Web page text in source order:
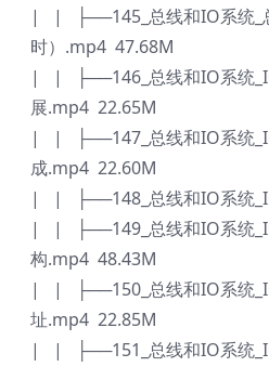
| | ├──145_总线和IO系统_
时）.mp4 47.68M
| | ├──146_总线和IO系统
展.mp4 22.65M
| | ├──147_总线和IO系统
成.mp4 22.60M
| | ├──148_总线和IO系统
| | ├──149_总线和IO系统
构.mp4 48.43M
| | ├──150_总线和IO系统
址.mp4 22.85M
| | ├──151_总线和IO系统